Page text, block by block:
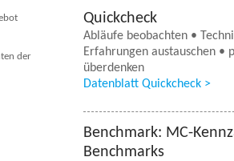
der
Quickcheck
Abläufe beobachten •
Erfahrungen austauschen •
überdenken
Datenblatt Quickcheck >
Benchmark: MC-
Benchmarks